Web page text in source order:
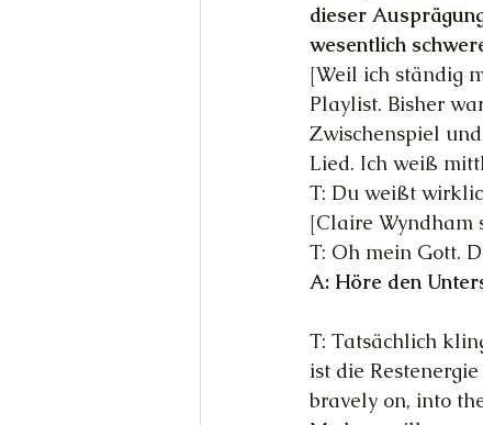
dieser
wesentlich
[Weil ich ständig
Playlist. Bisher
Zwischenspiel
Lied. Ich weiß
T: Du weißt
[Claire Wyndham
T: Oh mein Gott.
A: Höre den
T: Tatsächlich
ist die
bravely on, into